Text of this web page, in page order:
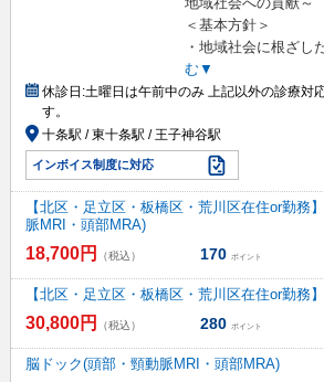
＜基本方針＞
・地域社会に根ざし
む▼
休診日:土曜日は午前中のみ 上記以外の診療対
す。
十条駅 / 東十条駅 / 王子神谷駅
インボイス制度に対応
【北区・足立区・板橋区・荒川区在住or勤務
脈MRI・頭部MRA)
18,700円 （税込） 170 ポイント
【北区・足立区・板橋区・荒川区在住or勤務
30,800円 （税込） 280 ポイント
脳ドック(頭部・頸動脈MRI・頭部MRA)